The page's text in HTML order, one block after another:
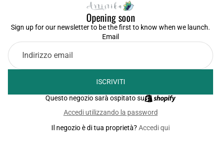
Opening soon
Sign up for our newsletter to be the first to know when we launch.
Email
ISCRIVITI
Questo negozio sarà ospitato su
Accedi utilizzando la password
Il negozio è di tua proprietà? Accedi qui